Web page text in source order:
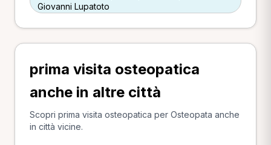
Giovanni Lupatoto
prima visita osteopatica
anche in altre città
Scopri prima visita osteopatica per Osteopata anche
in città vicine.